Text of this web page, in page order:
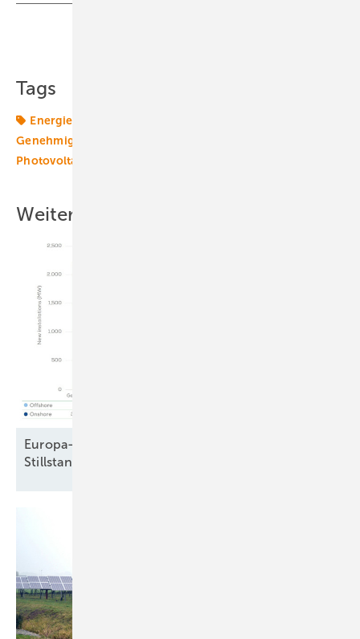
Tags
Energiemarkt
Genehmigung
Photovoltaikmarkt
Weitere Inhalte
Europa-Windparkbau auf Vorjahresniveau –
Stillstand in Frankreich und